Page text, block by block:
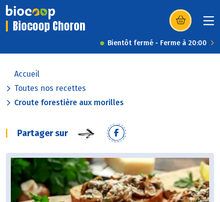
Biocoop Choron (s’ouvre dans
Bientôt fermé - Ferme à 20:00
Accueil
Toutes nos recettes
Croute forestière aux morilles
Partager sur